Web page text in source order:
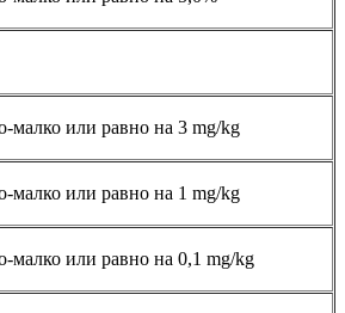
малко или равно на 3 mg/kg
малко или равно на 1 mg/kg
малко или равно на 0,1 mg/kg